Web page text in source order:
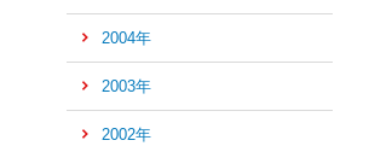
2004年
2003年
2002年